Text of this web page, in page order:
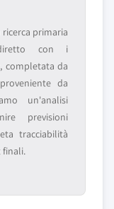
primaria
con i
completata da
da
un'analisi
previsioni
tracciabilità
finali.